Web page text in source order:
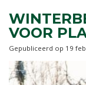
VOOR
Gepubliceerd op 19